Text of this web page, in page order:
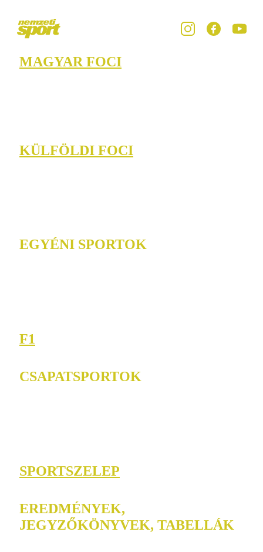
MAGYAR FOCI
KÜLFÖLDI FOCI
EGYÉNI SPORTOK
F1
CSAPATSPORTOK
SPORTSZELEP
EREDMÉNYEK,
JEGYZŐKÖNYVEK, TABELLÁK